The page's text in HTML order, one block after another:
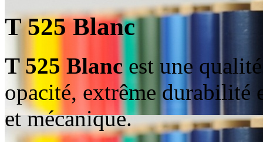
T 525 Blanc
T 525 Blanc est une
opacité, extrême durabilité
et mécanique.